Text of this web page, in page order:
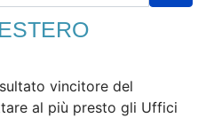
vincitore del
al più presto gli Uffici